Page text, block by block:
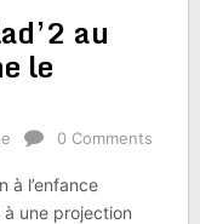
au
le
0 Comments
à l’enfance
une projection